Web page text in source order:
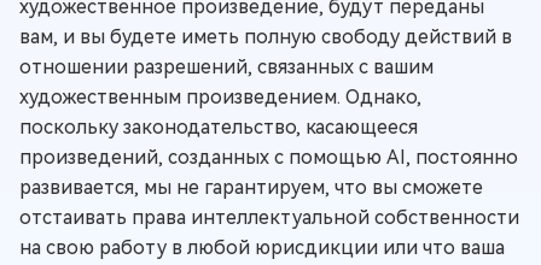
художественное произведение, будут переданы
вам, и вы будете иметь полную свободу действий в
отношении разрешений, связанных с вашим
художественным произведением. Однако,
поскольку законодательство, касающееся
произведений, созданных с помощью AI, постоянно
развивается, мы не гарантируем, что вы сможете
отстаивать права интеллектуальной собственности
на свою работу в любой юрисдикции или что ваша